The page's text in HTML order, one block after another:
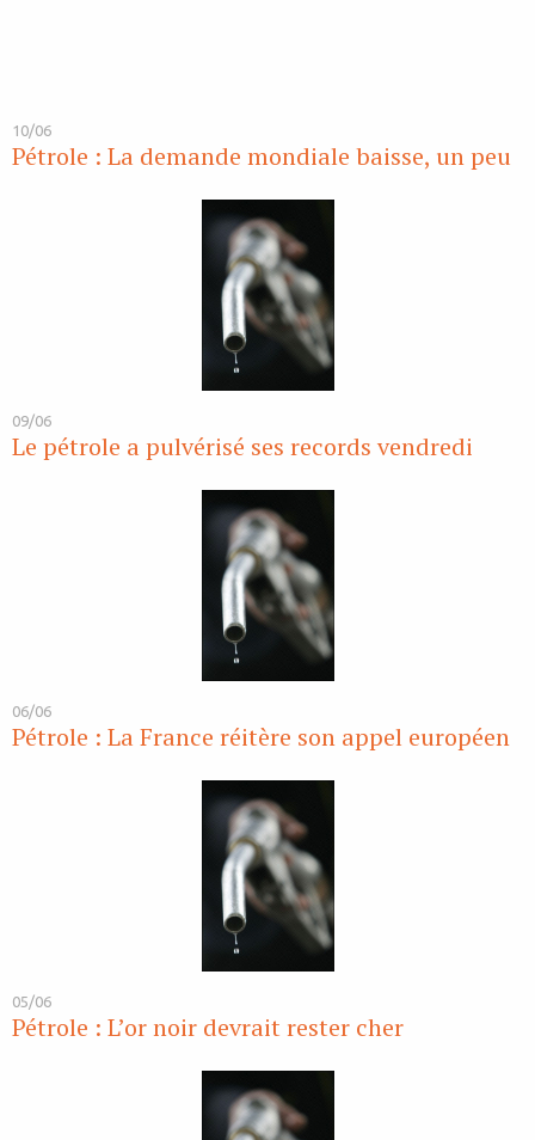
10/06
Pétrole : La demande mondiale baisse, un peu
09/06
Le pétrole a pulvérisé ses records vendredi
06/06
Pétrole : La France réitère son appel européen
05/06
Pétrole : L’or noir devrait rester cher